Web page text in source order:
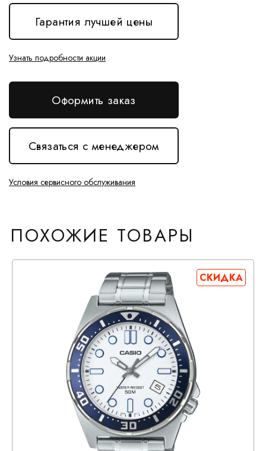
Гарантия лучшей цены
Узнать подробности акции
Оформить заказ
Связаться с менеджером
Условия сервисного обслуживания
ПОХОЖИЕ ТОВАРЫ
СКИДКА